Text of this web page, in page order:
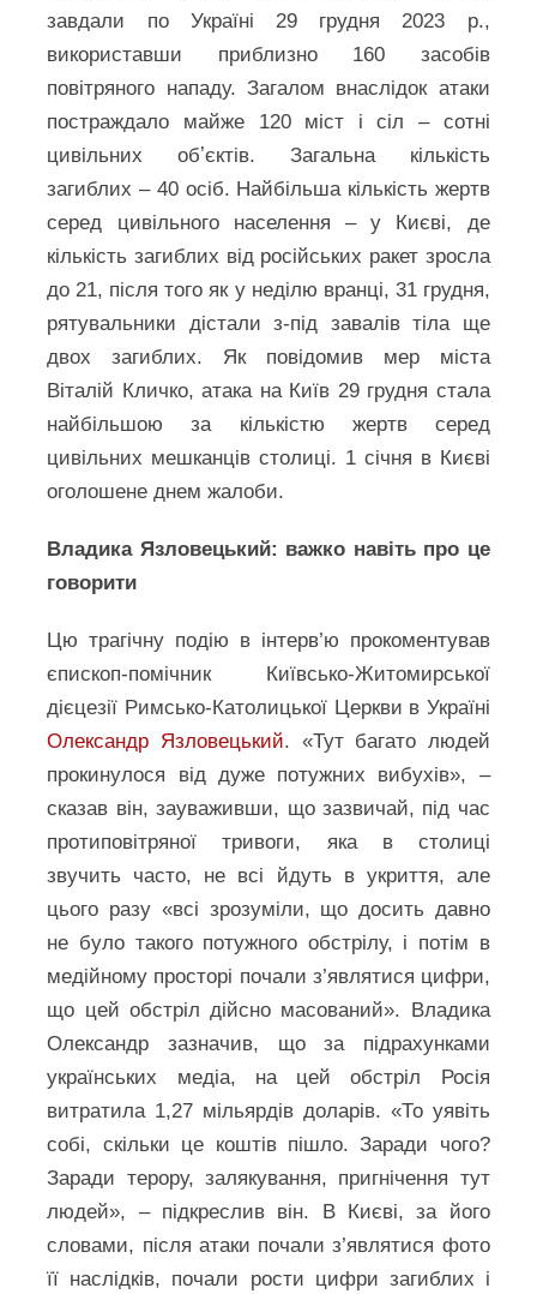
завдали по Україні 29 грудня 2023 р.,
використавши приблизно 160 засобів
повітряного нападу. Загалом внаслідок атаки
постраждало майже 120 міст і сіл – сотні
цивільних обʼєктів. Загальна кількість
загиблих – 40 осіб. Найбільша кількість жертв
серед цивільного населення – у Києві, де
кількість загиблих від російських ракет зросла
до 21, після того як у неділю вранці, 31 грудня,
рятувальники дістали з-під завалів тіла ще
двох загиблих. Як повідомив мер міста
Віталій Кличко, атака на Київ 29 грудня стала
найбільшою за кількістю жертв серед
цивільних мешканців столиці. 1 січня в Києві
оголошене днем жалоби.
Владика Язловецький: важко навіть про це
говорити
Цю трагічну подію в інтерв’ю прокоментував
єпископ-помічник Київсько-Житомирської
дієцезії Римсько-Католицької Церкви в Україні
Олександр Язловецький. «Тут багато людей
прокинулося від дуже потужних вибухів», –
сказав він, зауваживши, що зазвичай, під час
протиповітряної тривоги, яка в столиці
звучить часто, не всі йдуть в укриття, але
цього разу «всі зрозуміли, що досить давно
не було такого потужного обстрілу, і потім в
медійному просторі почали з’являтися цифри,
що цей обстріл дійсно масований». Владика
Олександр зазначив, що за підрахунками
українських медіа, на цей обстріл Росія
витратила 1,27 мільярдів доларів. «То уявіть
собі, скільки це коштів пішло. Заради чого?
Заради терору, залякування, пригнічення тут
людей», – підкреслив він. В Києві, за його
словами, після атаки почали з’являтися фото
її наслідків, почали рости цифри загиблих і